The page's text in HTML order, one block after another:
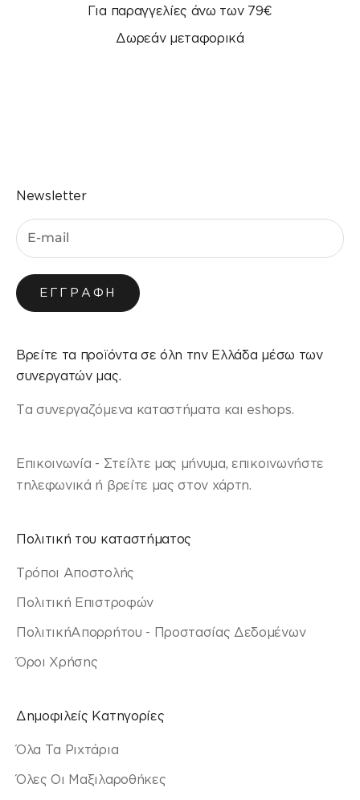
Για παραγγελίες άνω των 79€
Δωρεάν μεταφορικά
Newsletter
ΕΓΓΡΑΦΉ
Βρείτε τα προϊόντα σε όλη την Ελλάδα μέσω των
συνεργατών μας.
Τα συνεργαζόμενα καταστήματα και eshops.
Επικοινωνία - Στείλτε μας μήνυμα, επικοινωνήστε
τηλεφωνικά ή βρείτε μας στον χάρτη.
Πολιτική του καταστήματος
Τρόποι Αποστολής
Πολιτική Επιστροφών
ΠολιτικήΑπορρήτου - Προστασίας Δεδομένων
Όροι Χρήσης
Δημοφιλείς Κατηγορίες
Όλα Τα Ριχτάρια
Όλες Οι Μαξιλαροθήκες